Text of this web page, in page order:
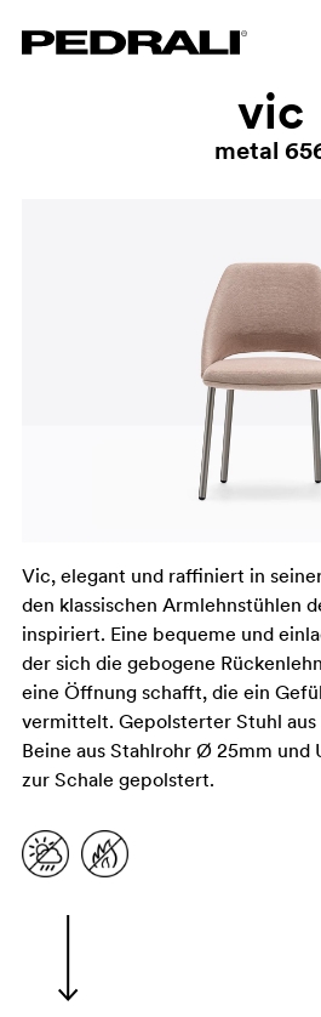
vic
metal
Vic, elegant und raffiniert in
den klassischen Armlehnstühlen
inspiriert. Eine bequeme und
der sich die gebogene
eine Öffnung schafft, die ein
vermittelt. Gepolsterter Stuhl aus
Beine aus Stahlrohr Ø 25mm und
zur Schale gepolstert.